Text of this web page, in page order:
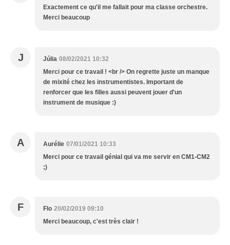
Exactement ce qu'il me fallait pour ma classe orchestre.
Merci beaucoup
J Júlia 08/02/2021 10:32
Merci pour ce travail ! <br /> On regrette juste un manque
de mixité chez les instrumentistes. Important de
renforcer que les filles aussi peuvent jouer d'un
instrument de musique :)
A Aurélie 07/01/2021 10:33
Merci pour ce travail génial qui va me servir en CM1-CM2
;)
F Flo 20/02/2019 09:10
Merci beaucoup, c'est très clair !